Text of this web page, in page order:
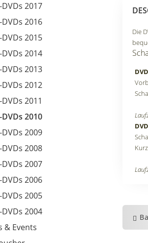
Die
2017
2016
2015
2014
2013
2012
2011
2010
2009
2008
2007
2006
2005
2004
& Events